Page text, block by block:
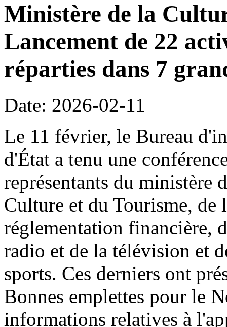
Ministère de la
Lancement de 22
réparties dans 7
Date: 2026-02-11
Le 11 février, le Bureau
d'État a tenu une
représentants du ministère
Culture et du Tourisme, de
réglementation financière,
radio et de la télévision et
sports. Ces derniers ont
Bonnes emplettes pour le
informations relatives à